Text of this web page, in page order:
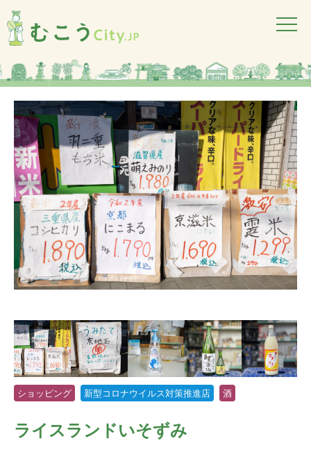
ショッピング 新型コロナウイルス対策推進店 酒
ライスランドいそずみ